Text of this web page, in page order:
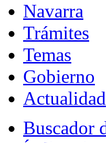
Navarra
Trámites
Temas
Gobierno
Actualidad
Buscador